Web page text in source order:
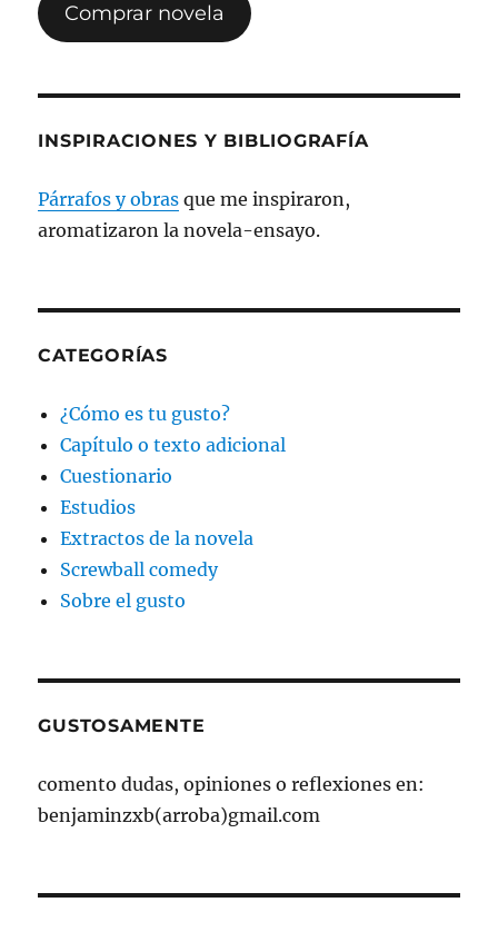
Comprar novela
INSPIRACIONES Y BIBLIOGRAFÍA
Párrafos y obras que me inspiraron,
aromatizaron la novela-ensayo.
CATEGORÍAS
¿Cómo es tu gusto?
Capítulo o texto adicional
Cuestionario
Estudios
Extractos de la novela
Screwball comedy
Sobre el gusto
GUSTOSAMENTE
comento dudas, opiniones o reflexiones en:
benjaminzxb(arroba)gmail.com